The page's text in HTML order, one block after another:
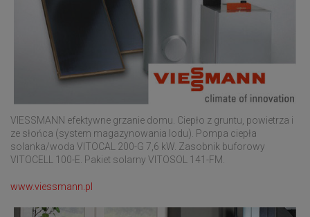
VIESSMANN efektywne grzanie domu. Ciepło z gruntu, powietrza i
ze słońca (system magazynowania lodu). Pompa ciepła
solanka/woda VITOCAL 200-G 7,6 kW. Zasobnik buforowy
VITOCELL 100-E. Pakiet solarny VITOSOL 141-FM.
www.viessmann.pl